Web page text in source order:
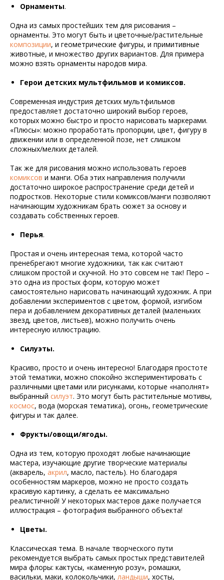
Орнаменты.
Одна из самых простейших тем для рисования –
орнаменты. Это могут быть и цветочные/растительные
композиции, и геометрические фигуры, и примитивные
животные, и множество других вариантов. Для примера
можно взять орнаменты народов мира.
Герои детских мультфильмов и комиксов.
Современная индустрия детских мультфильмов
предоставляет достаточно широкий выбор героев,
которых можно быстро и просто нарисовать маркерами.
«Плюсы»: можно проработать пропорции, цвет, фигуру в
движении или в определенной позе, нет слишком
сложных/мелких деталей.
Так же для рисования можно использовать героев
комиксов и манги. Оба этих направления получили
достаточно широкое распространение среди детей и
подростков. Некоторые стили комиксов/манги позволяют
начинающим художникам брать сюжет за основу и
создавать собственных героев.
Перья.
Простая и очень интересная тема, которой часто
пренебрегают многие художники, так как считают
слишком простой и скучной. Но это совсем не так! Перо –
это одна из простых форм, которую может
самостоятельно нарисовать начинающий художник. А при
добавлении экспериментов с цветом, формой, изгибом
пера и добавлением декоративных деталей (маленьких
звезд, цветов, листьев), можно получить очень
интересную иллюстрацию.
Силуэты.
Красиво, просто и очень интересно! Благодаря простоте
этой тематики, можно спокойно экспериментировать с
различными цветами или рисунками, которые «наполнят»
выбранный силуэт. Это могут быть растительные мотивы,
космос, вода (морская тематика), огонь, геометрические
фигуры и так далее.
Фрукты/овощи/ягоды.
Одна из тем, которую проходят любые начинающие
мастера, изучающие другие творческие материалы
(акварель, акрил, масло, пастель). Но благодаря
особенностям маркеров, можно не просто создать
красивую картинку, а сделать ее максимально
реалистичной! У некоторых мастеров даже получается
иллюстрация – фотография выбранного объекта!
Цветы.
Классическая тема. В начале творческого пути
рекомендуется выбрать самых простых представителей
мира флоры: кактусы, «каменную розу», ромашки,
васильки, маки, колокольчики, ландыши, хосты,